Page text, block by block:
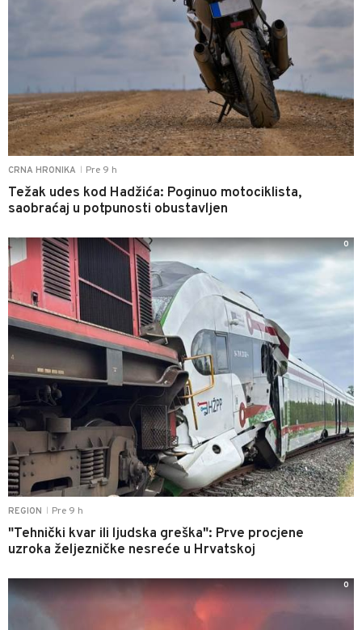
CRNA HRONIKA Pre 9 h
Težak udes kod Hadžića: Poginuo motociklista,
saobraćaj u potpunosti obustavljen
REGION Pre 9 h
"Tehnički kvar ili ljudska greška": Prve procjene
uzroka željezničke nesreće u Hrvatskoj
0
0